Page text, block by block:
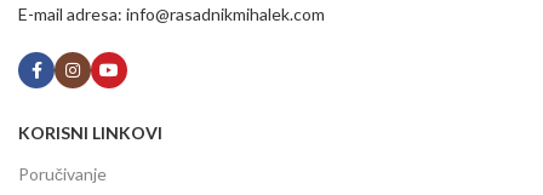
E-mail adresa: info@rasadnikmihalek.com
KORISNI LINKOVI
Poručivanje